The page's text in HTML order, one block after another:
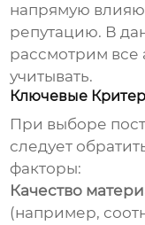
напрямую
репутацию. В
рассмотрим все
учитывать.
Ключевые
При выборе
следует
факторы:
Качество
(например,